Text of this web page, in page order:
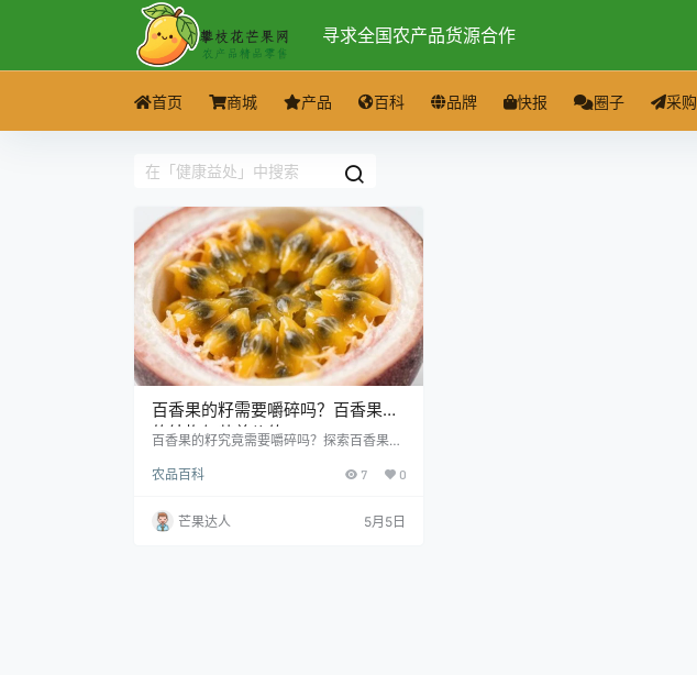
寻求全国农产品货源合作
首页 商城 产品 百科 品牌 快报 圈子 采购
百香果的籽需要嚼碎吗？百香果籽
的结构与营养价值
百香果的籽究竟需要嚼碎吗？探索百香果籽
受这一美味水果的健康益处。
农品百科 7 0
芒果达人 5月5日